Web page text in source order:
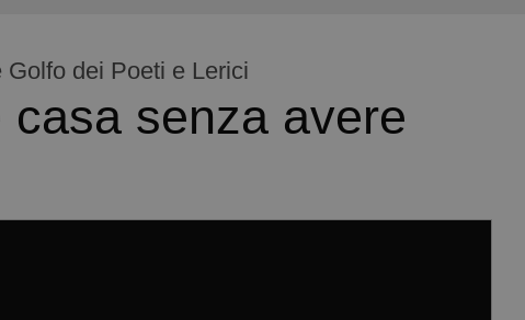
Golfo dei Poeti e Lerici
senza avere